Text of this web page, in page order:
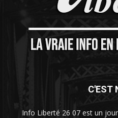
C'EST
Info Liberté 26 07 est un